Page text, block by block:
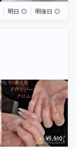
明日 ◎ 明後日 ◎
¥9,980